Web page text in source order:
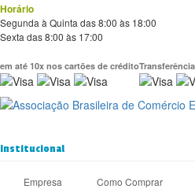
Horário
Segunda à Quinta das 8:00 às 18:00
Sexta das 8:00 às 17:00
em até 10x nos cartões de créditoTransferência
Institucional
Empresa Como Comprar